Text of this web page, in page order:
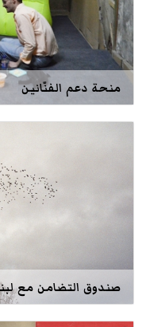
منحة دعم الفنّانين
صندوق التضامن مع